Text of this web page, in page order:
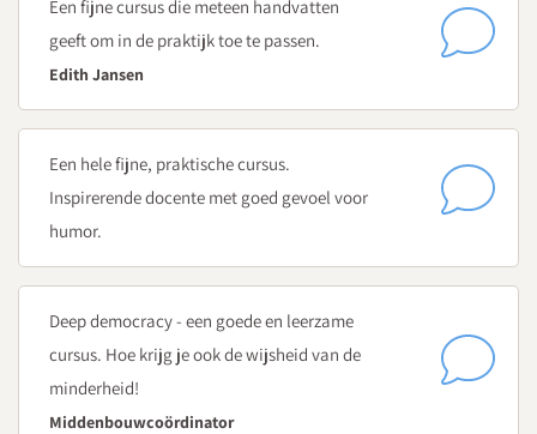
gezegd en onbesproken blijft?
Hoe neem je iedereen uit je team mee in de
besluitvorming?
Dag 3
Conflicten en sabotagegedrag
Wat houdt 'Het weerbericht' geven in? En hoe doe je dat?
Hoe ga je om met conflicten vanuit de theorie van Deep
democracy?
Een fijne cursus die meteen handvatten
geeft om in de praktijk toe te passen.
Edith Jansen
Een hele fijne, praktische cursus.
Inspirerende docente met goed gevoel voor
humor.
Deep democracy - een goede en leerzame
cursus. Hoe krijg je ook de wijsheid van de
minderheid!
Middenbouwcoördinator